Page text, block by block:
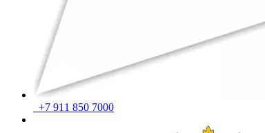
+7 911 850 7000